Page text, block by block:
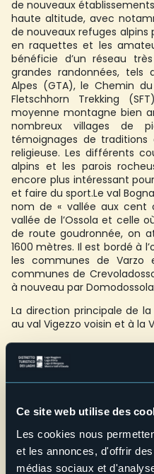
Ce site web utilise des
Les cookies nous
et les annonces, d'offrir
médias sociaux et
de nouveaux
haute altitude, avec
de nouveaux refuges alpins
en raquettes et les
bénéficie d’un réseau
grandes randonnées, tels
Alpes (GTA), le Chemin
Fletschhorn Trekking
moyenne montagne bien
nombreux villages de
témoignages de
religieuse. Les différents
alpins et les parois
encore plus intéressant
et faire du sport.Le val
nom de « vallée aux cent
vallée de l’Ossola et celle
de route goudronnée, on
1600 mètres. Il est bordé à
les communes de Varzo
communes de
à nouveau par
La direction principale de
au val Vigezzo voisin et à la
D’une superficie d’environ
terrasses et en pâturages
pendant des siècles, il
grâce à l’agriculture
tourisme. L’ensemble de la
hameaux, certains
rénovation très
Le val Bognanco est